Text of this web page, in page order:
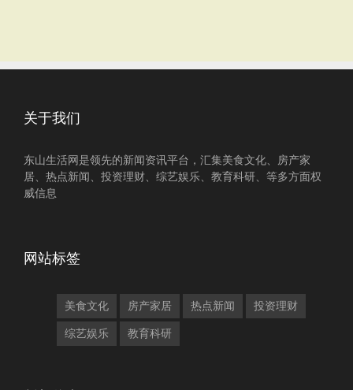
关于我们
东山生活网是领先的新闻资讯平台，汇集美食文化、房产家
居、热点新闻、投资理财、综艺娱乐、教育科研、等多方面权
威信息
网站标签
美食文化 房产家居 热点新闻 投资理财
综艺娱乐 教育科研